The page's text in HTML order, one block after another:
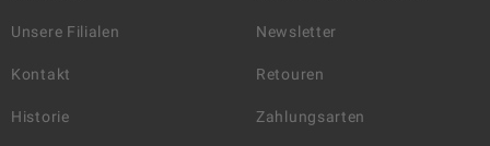
Unsere Filialen
Kontakt
Historie
Newsletter
Retouren
Zahlungsarten